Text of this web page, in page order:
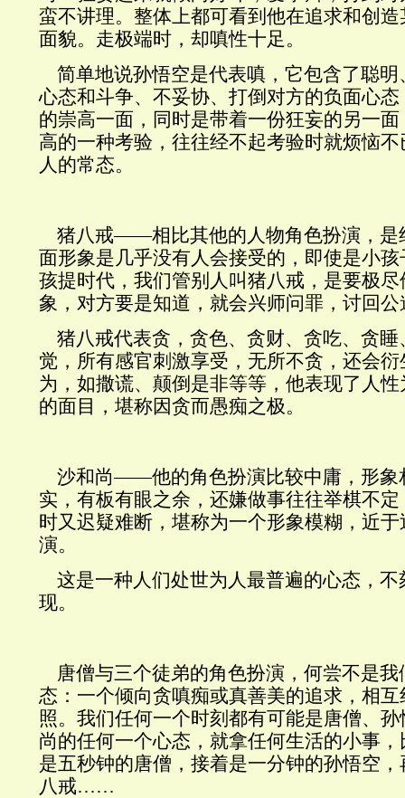
蛮不讲理。整体上都可看到他在追求和创
面貌。走极端时，却嗔性十足。
简单地说孙悟空是代表嗔，它包含了聪
心态和斗争、不妥协、打倒对方的负面心
的崇高一面，同时是带着一份狂妄的另一
高的一种考验，往往经不起考验时就烦恼
人的常态。
猪八戒——相比其他的人物角色扮演，是
面形象是几乎没有人会接受的，即使是小
孩提时代，我们管别人叫猪八戒，是要极
象，对方要是知道，就会兴师问罪，讨回公
猪八戒代表贪，贪色、贪财、贪吃、贪
觉，所有感官刺激享受，无所不贪，还会
为，如撒谎、颠倒是非等等，他表现了人
的面目，堪称因贪而愚痴之极。
沙和尚——他的角色扮演比较中庸，形象
实，有板有眼之余 ，还嫌做事往往举棋不
时又迟疑难断，堪称为一个形象模糊，近
演。
这是一种人们处世为人最普遍的心态，
现。
唐僧与三个徒弟的角色扮演，何尝不是
态：一个倾向贪嗔痴或真善美的追求，相
照。我们任何一个时刻都有可能是唐僧、
尚的任何一个心态，就拿任何生活的小事
是五秒钟的唐僧，接着是一分钟的孙悟空
八戒……